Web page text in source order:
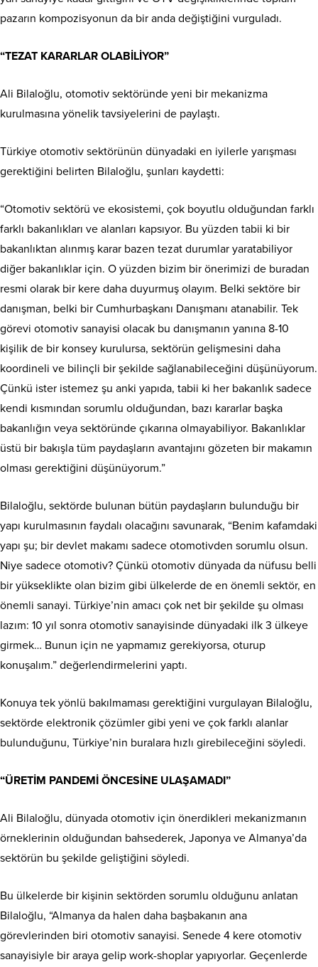
pazarın kompozisyonun da bir anda değiştiğini vurguladı.
“TEZAT KARARLAR OLABİLİYOR”
Ali Bilaloğlu, otomotiv sektöründe yeni bir mekanizma
kurulmasına yönelik tavsiyelerini de paylaştı.
Türkiye otomotiv sektörünün dünyadaki en iyilerle yarışması
gerektiğini belirten Bilaloğlu, şunları kaydetti:
“Otomotiv sektörü ve ekosistemi, çok boyutlu olduğundan farklı
farklı bakanlıkları ve alanları kapsıyor. Bu yüzden tabii ki bir
bakanlıktan alınmış karar bazen tezat durumlar yaratabiliyor
diğer bakanlıklar için. O yüzden bizim bir önerimizi de buradan
resmi olarak bir kere daha duyurmuş olayım. Belki sektöre bir
danışman, belki bir Cumhurbaşkanı Danışmanı atanabilir. Tek
görevi otomotiv sanayisi olacak bu danışmanın yanına 8-10
kişilik de bir konsey kurulursa, sektörün gelişmesini daha
koordineli ve bilinçli bir şekilde sağlanabileceğini düşünüyorum.
Çünkü ister istemez şu anki yapıda, tabii ki her bakanlık sadece
kendi kısmından sorumlu olduğundan, bazı kararlar başka
bakanlığın veya sektöründe çıkarına olmayabiliyor. Bakanlıklar
üstü bir bakışla tüm paydaşların avantajını gözeten bir makamın
olması gerektiğini düşünüyorum.”
Bilaloğlu, sektörde bulunan bütün paydaşların bulunduğu bir
yapı kurulmasının faydalı olacağını savunarak, “Benim kafamdaki
yapı şu; bir devlet makamı sadece otomotivden sorumlu olsun.
Niye sadece otomotiv? Çünkü otomotiv dünyada da nüfusu belli
bir yükseklikte olan bizim gibi ülkelerde de en önemli sektör, en
önemli sanayi. Türkiye’nin amacı çok net bir şekilde şu olması
lazım: 10 yıl sonra otomotiv sanayisinde dünyadaki ilk 3 ülkeye
girmek… Bunun için ne yapmamız gerekiyorsa, oturup
konuşalım.” değerlendirmelerini yaptı.
Konuya tek yönlü bakılmaması gerektiğini vurgulayan Bilaloğlu,
sektörde elektronik çözümler gibi yeni ve çok farklı alanlar
bulunduğunu, Türkiye’nin buralara hızlı girebileceğini söyledi.
“ÜRETİM PANDEMİ ÖNCESİNE ULAŞAMADI”
Ali Bilaloğlu, dünyada otomotiv için önerdikleri mekanizmanın
örneklerinin olduğundan bahsederek, Japonya ve Almanya’da
sektörün bu şekilde geliştiğini söyledi.
Bu ülkelerde bir kişinin sektörden sorumlu olduğunu anlatan
Bilaloğlu, “Almanya da halen daha başbakanın ana
görevlerinden biri otomotiv sanayisi. Senede 4 kere otomotiv
sanayisiyle bir araya gelip work-shoplar yapıyorlar. Geçenlerde